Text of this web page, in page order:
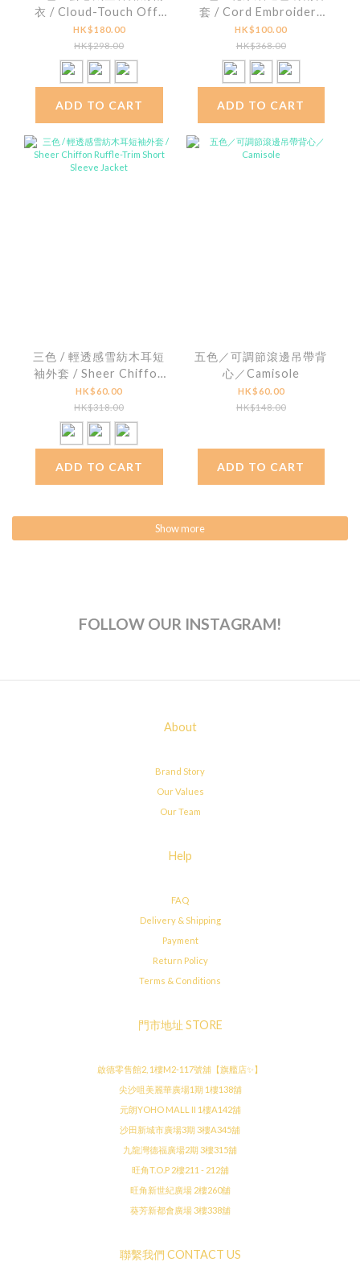
衣 / Cloud-Touch Off-
Shoulder Sweatshirt
HK$180.00
HK$298.00
ADD TO CART
套 / Cord Embroidery
Chiffon Cami and
Jacket
HK$100.00
HK$368.00
ADD TO CART
三色 / 輕透感雪紡木耳短
袖外套 / Sheer Chiffon
Ruffle-Trim Short
Sleeve Jacket
HK$60.00
HK$318.00
ADD TO CART
五色／可調節滾邊吊帶背
心／Camisole
HK$60.00
HK$148.00
ADD TO CART
Show more
FOLLOW OUR INSTAGRAM!
About
Brand Story
Our Values
Our Team
Help
FAQ
Delivery & Shipping
Payment
Return Policy
Terms & Conditions
門市地址 STORE
啟德零售館2, 1樓M2-117號舖【旗艦店✨】
尖沙咀美麗華廣場1期 1樓138舖
元朗YOHO MALL II 1樓A142舖
沙田新城市廣場3期 3樓A345舖
九龍灣德福廣場2期 3樓315舖
旺角T.O.P 2樓211 - 212舖
旺角新世紀廣場 2樓260舖
葵芳新都會廣場 3樓338舖
聯繫我們 CONTACT US